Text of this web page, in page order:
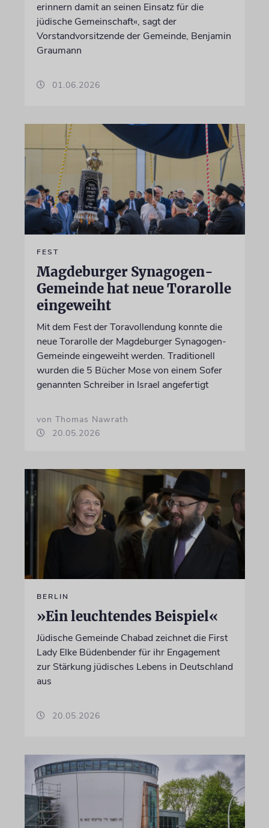
erinnern damit an seinen Einsatz für die
jüdische Gemeinschaft«, sagt der
Vorstandvorsitzende der Gemeinde, Benjamin
Graumann
01.06.2026
FEST
Magdeburger Synagogen-
Gemeinde hat neue Torarolle
eingeweiht
Mit dem Fest der Toravollendung konnte die
neue Torarolle der Magdeburger Synagogen-
Gemeinde eingeweiht werden. Traditionell
wurden die 5 Bücher Mose von einem Sofer
genannten Schreiber in Israel angefertigt
von Thomas Nawrath
20.05.2026
BERLIN
»Ein leuchtendes Beispiel«
Jüdische Gemeinde Chabad zeichnet die First
Lady Elke Büdenbender für ihr Engagement
zur Stärkung jüdisches Lebens in Deutschland
aus
20.05.2026